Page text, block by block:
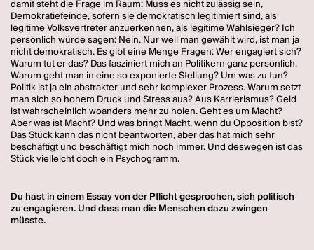
damit steht die Frage im Raum: Muss es nicht zulässig sein,
Demokratiefeinde, sofern sie demokratisch legitimiert sind, als
legitime Volksvertreter anzuerkennen, als legitime Wahlsieger? Ich
persönlich würde sagen: Nein. Nur weil man gewählt wird, ist man ja
nicht demokratisch. Es gibt eine Menge Fragen: Wer engagiert sich?
Warum tut er das? Das fasziniert mich an Politikern ganz persönlich.
Warum geht man in eine so exponierte Stellung? Um was zu tun?
Politik ist ja ein abstrakter und sehr komplexer Prozess. Warum setzt
man sich so hohem Druck und Stress aus? Aus Karrierismus? Geld
ist wahrscheinlich woanders mehr zu holen. Geht es um Macht?
Aber was ist Macht? Und was bringt Macht, wenn du Opposition bist?
Das Stück kann das nicht beantworten, aber das hat mich sehr
beschäftigt und beschäftigt mich noch immer. Und deswegen ist das
Stück vielleicht doch ein Psychogramm.
Du hast in einem Essay von der Pflicht gesprochen, sich politisch
zu engagieren. Und dass man die Menschen dazu zwingen
müsste.